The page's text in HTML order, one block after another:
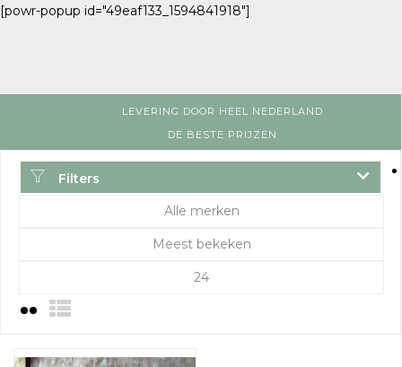
[powr-popup id="49eaf133_1594841918"]
LEVERING DOOR HEEL NEDERLAND
DE BESTE PRIJZEN
Filters
Alle merken
Meest bekeken
24